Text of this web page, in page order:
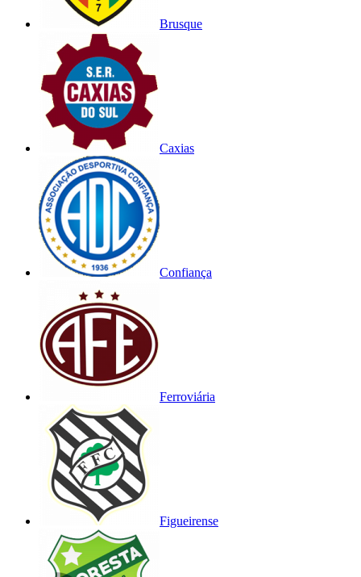
Brusque
Caxias
Confiança
Ferroviária
Figueirense